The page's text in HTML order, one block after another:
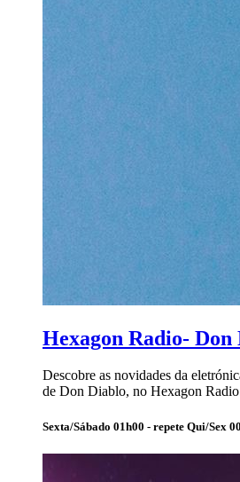
Hexagon Radio- Don
Descobre as novidades da
de Don Diablo, no Hexagon
Sexta/Sábado 01h00 - repete Qui/Sex